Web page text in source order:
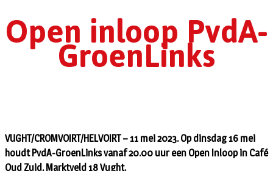
Open inloop PvdA-
GroenLinks
VUGHT/CROMVOIRT/HELVOIRT – 11 mei 2023. Op dinsdag 16 mei
houdt PvdA-GroenLinks vanaf 20.00 uur een Open Inloop in Café
Oud Zuid, Marktveld 18 Vught.